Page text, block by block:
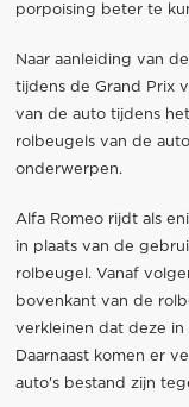
porpoising beter te
Naar aanleiding van
tijdens de Grand Prix
van de auto tijdens
rolbeugels van de
onderwerpen.
Alfa Romeo rijdt als
in plaats van de
rolbeugel. Vanaf
bovenkant van de
verkleinen dat deze
Daarnaast komen er
auto's bestand zijn